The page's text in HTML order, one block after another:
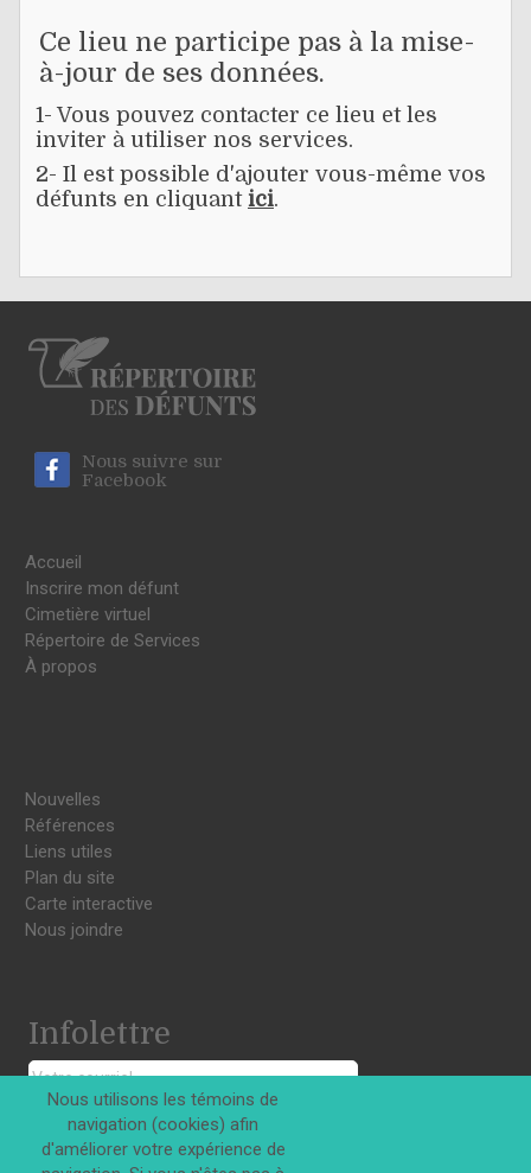
Ce lieu ne participe pas à la mise-
à-jour de ses données.
1- Vous pouvez contacter ce lieu et les
inviter à utiliser nos services.
2- Il est possible d'ajouter vous-même vos
défunts en cliquant ici.
Nous suivre sur
Facebook
Accueil
Inscrire mon défunt
Cimetière virtuel
Répertoire de Services
À propos
Nouvelles
Références
Liens utiles
Plan du site
Carte interactive
Nous joindre
Infolettre
S'INSCRIRE
Nous utilisons les témoins de
navigation (cookies) afin
d'améliorer votre expérience de